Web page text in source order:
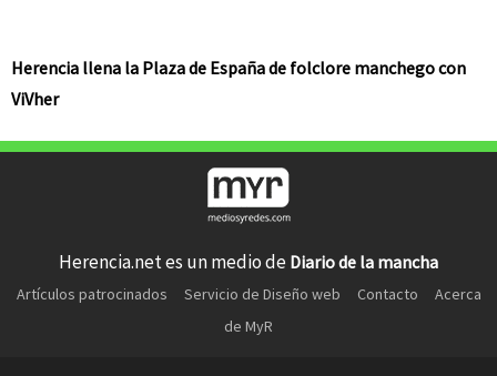
Herencia llena la Plaza de España de folclore manchego con
ViVher
Herencia.net es un medio de Diario de la mancha
Artículos patrocinados Servicio de Diseño web Contacto
Acerca
de MyR